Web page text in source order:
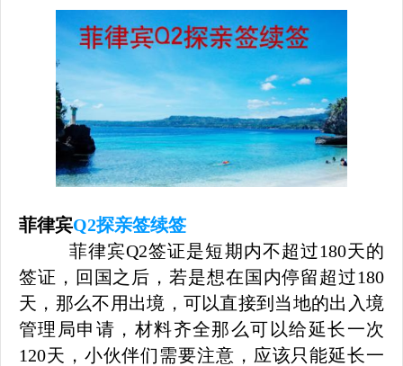
菲律宾Q2探亲签续签
菲律宾Q2签证是短期内不超过180天的
签证，回国之后，若是想在国内停留超过180
天，那么不用出境，可以直接到当地的出入境
管理局申请，材料齐全那么可以给延长一次
120天，小伙伴们需要注意，应该只能延长一